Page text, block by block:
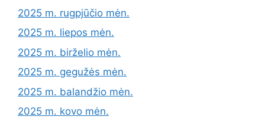
2025 m. rugpjūčio mėn.
2025 m. liepos mėn.
2025 m. birželio mėn.
2025 m. gegužės mėn.
2025 m. balandžio mėn.
2025 m. kovo mėn.